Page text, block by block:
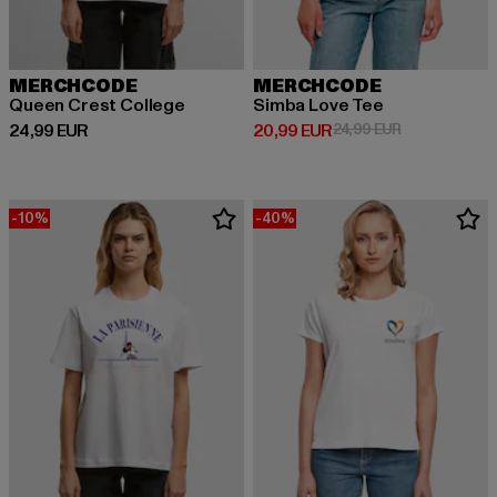
MERCHCODE
Queen Crest College
24,99 EUR
Derzeitiger Preis: 24,99 EUR
MERCHCODE
Simba Love Tee
20,99 EUR
Derzeitiger Preis: 20,99 EUR
24,99 EURAktionspreis:
-10% -40%